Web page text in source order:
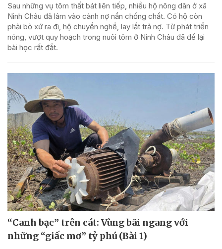
Sau những vụ tôm thất bát liên tiếp, nhiều hộ nông dân ở xã
Ninh Châu đã lâm vào cảnh nợ nần chồng chất. Có hộ còn
phải bỏ xứ ra đi, hộ chuyển nghề, lay lắt trả nợ. Từ phát triển
nóng, vượt quy hoạch trong nuôi tôm ở Ninh Châu đã để lại
bài học rất đắt.
“Canh bạc” trên cát: Vùng bãi ngang với
những “giấc mơ” tỷ phú (Bài 1)